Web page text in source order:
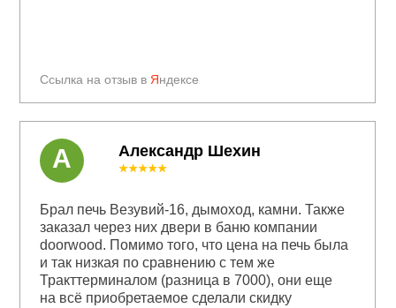
Ссылка на отзыв в Яндексе
Александр Шехин
★★★★★
Брал печь Везувий-16, дымоход, камни. Также
заказал через них двери в баню компании
doorwood. Помимо того, что цена на печь была
и так низкая по сравнению с тем же
Тракттерминалом (разница в 7000), они еще
на всё приобретаемое сделали скидку
А